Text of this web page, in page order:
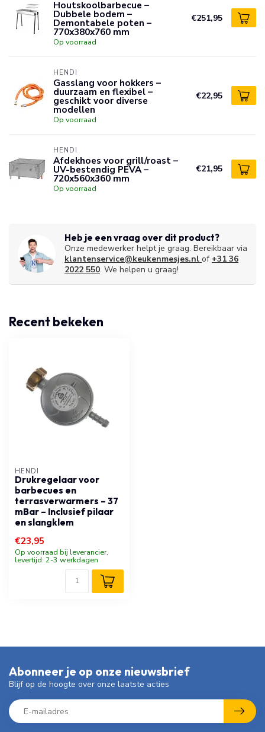
Houtskoolbarbecue –
Dubbele bodem –
Demontabele poten –
770x380x760 mm
Op voorraad
€251,95
HENDI
Gasslang voor hokkers –
duurzaam en flexibel –
geschikt voor diverse
modellen
Op voorraad
€22,95
HENDI
Afdekhoes voor grill/roast –
UV-bestendig PEVA –
720x560x360 mm
Op voorraad
€21,95
Heb je een vraag over dit product?
Onze medewerker helpt je graag. Bereikbaar via
klantenservice@keukenmesjes.nl of +31 36
2022 550. We helpen u graag!
Recent bekeken
HENDI
Drukregelaar voor
barbecues en
terrasverwarmers – 37
mBar – Inclusief pilaar
en slangklem
€23,95
Op voorraad bij leverancier,
levertijd: 2-3 werkdagen
Abonneer je op onze nieuwsbrief
Blijf op de hoogte over onze laatste acties